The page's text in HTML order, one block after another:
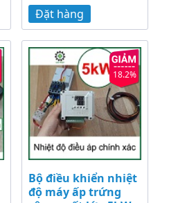
Đặt hàng
18.2%
Bộ điều khiển nhiệt
độ máy ấp trứng